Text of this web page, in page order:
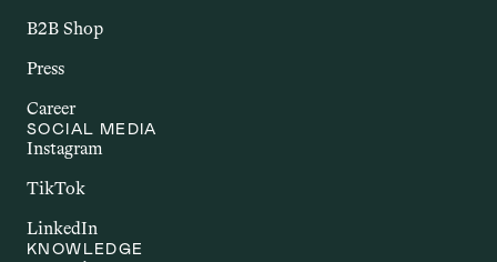
Multiple Sklerose, Rheumatoide
einher. Im Zusammenhang mit Cannabis
das Immunsystem und entzündliche
B2B Shop
Press
Career
SOCIAL MEDIA
Instagram
TikTok
LinkedIn
KNOWLEDGE